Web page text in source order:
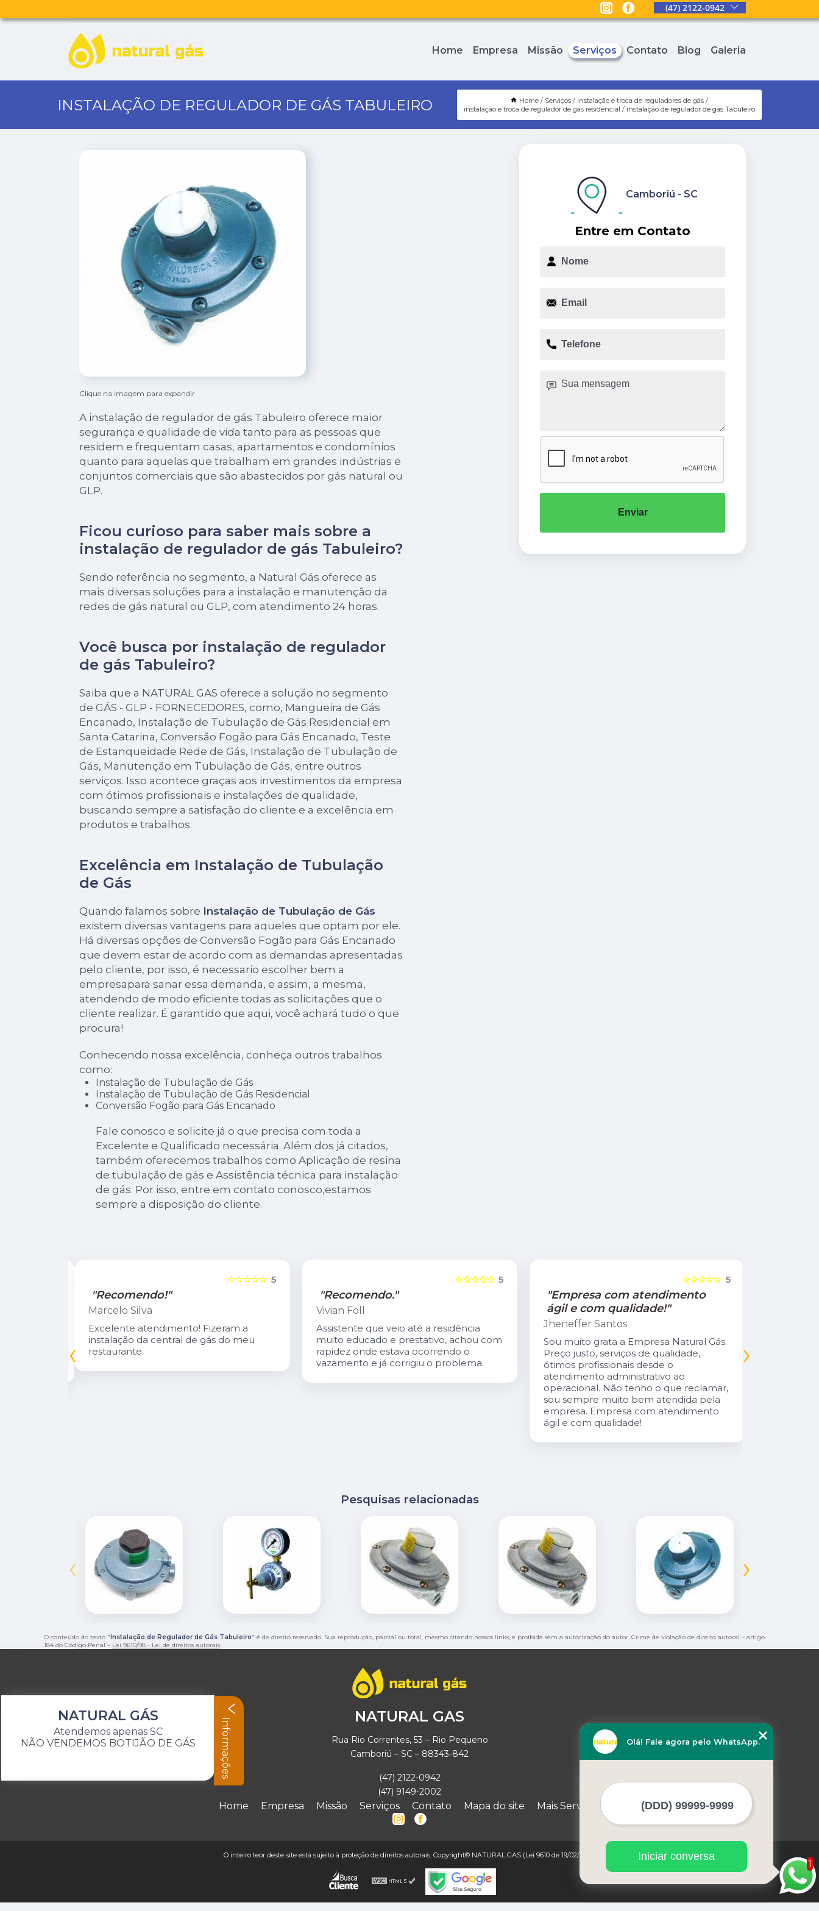
(47) 2122-0942
Home Empresa Missão Serviços Contato Blog Galeria
INSTALAÇÃO DE REGULADOR DE GÁS TABULEIRO Home Serviços
instalação e troca de reguladores de gás
instalação e troca de regulador de gás residencial
instalação de regulador de gás Tabuleiro
Clique na imagem para expandir
A instalação de regulador de gás Tabuleiro oferece maior
segurança e qualidade de vida tanto para as pessoas que
residem e frequentam casas, apartamentos e condomínios
quanto para aquelas que trabalham em grandes indústrias e
conjuntos comerciais que são abastecidos por gás natural ou
GLP.
Ficou curioso para saber mais sobre a
instalação de regulador de gás Tabuleiro?
Sendo referência no segmento, a Natural Gás oferece as
mais diversas soluções para a instalação e manutenção da
redes de gás natural ou GLP, com atendimento 24 horas.
Você busca por instalação de regulador
de gás Tabuleiro?
Saiba que a NATURAL GAS oferece a solução no segmento
de GÁS - GLP - FORNECEDORES, como, Mangueira de Gás
Encanado, Instalação de Tubulação de Gás Residencial em
Santa Catarina, Conversão Fogão para Gás Encanado, Teste
de Estanqueidade Rede de Gás, Instalação de Tubulação de
Gás, Manutenção em Tubulação de Gás, entre outros
serviços. Isso acontece graças aos investimentos da empresa
com ótimos profissionais e instalações de qualidade,
buscando sempre a satisfação do cliente e a excelência em
produtos e trabalhos.
Excelência em Instalação de Tubulação
de Gás
Quando falamos sobre Instalação de Tubulação de Gás
existem diversas vantagens para aqueles que optam por ele.
Há diversas opções de Conversão Fogão para Gás Encanado
que devem estar de acordo com as demandas apresentadas
pelo cliente, por isso, é necessario escolher bem a
empresapara sanar essa demanda, e assim, a mesma,
atendendo de modo eficiente todas as solicitações que o
cliente realizar. É garantido que aqui, você achará tudo o que
procura!
Conhecendo nossa excelência, conheça outros trabalhos
como:
Instalação de Tubulação de Gás
Instalação de Tubulação de Gás Residencial
Conversão Fogão para Gás Encanado
Fale conosco e solicite já o que precisa com toda a
Excelente e Qualificado necessária. Além dos já citados,
também oferecemos trabalhos como Aplicação de resina
de tubulação de gás e Assistência técnica para instalação
de gás. Por isso, entre em contato conosco,estamos
sempre a disposição do cliente.
Entre em Contato
Camboriú - SC
Enviar
5
☆☆☆☆☆
"Recomendo!"
Marcelo Silva
Excelente atendimento! Fizeram a
instalação da central de gás do meu
restaurante.
5
☆☆☆☆☆
"Recomendo."
Vivian Foll
Assistente que veio até a residência
muito educado e prestativo, achou com
rapidez onde estava ocorrendo o
vazamento e já corrigiu o problema.
5
☆☆☆☆☆
"Empresa com atendimento
ágil e com qualidade!"
Jheneffer Santos
Sou muito grata a Empresa Natural Gás.
Preço justo, serviços de qualidade,
ótimos profissionais desde o
atendimento administrativo ao
operacional. Não tenho o que reclamar,
sou sempre muito bem atendida pela
empresa. Empresa com atendimento
ágil e com qualidade!
‹ ›
Pesquisas relacionadas
‹ ›
O conteúdo do texto " Instalação de Regulador de Gás Tabuleiro" é de direito reservado. Sua reprodução, parcial ou total, mesmo citando nossos links, é proibida sem a autorização do autor. Crime de violação de direito autoral – artigo
184 do Código Penal – Lei 9610/98 - Lei de direitos autorais.
NATURAL GAS
Rua Rio Correntes, 53 – Rio Pequeno
Camboriú – SC – 88343-842
(47) 2122-0942
(47) 9149-2002
Home Empresa Missão Serviços Contato Mapa do site Mais Serviços
O inteiro teor deste site está sujeito à proteção de direitos autorais. Copyright© NATURAL GAS (Lei 9610 de 19/02/1998)
1
Olá! Fale agora pelo WhatsApp.
Iniciar conversa
NATURAL GÁS
Atendemos apenas SC
NÃO VENDEMOS BOTIJÃO DE GÁS
Informações